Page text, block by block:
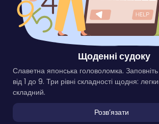
Щоденні судоку
Славетна японська головоломка. Заповніть
від 1 до 9. Три рівні складності щодня:
складний.
Розвʼязати